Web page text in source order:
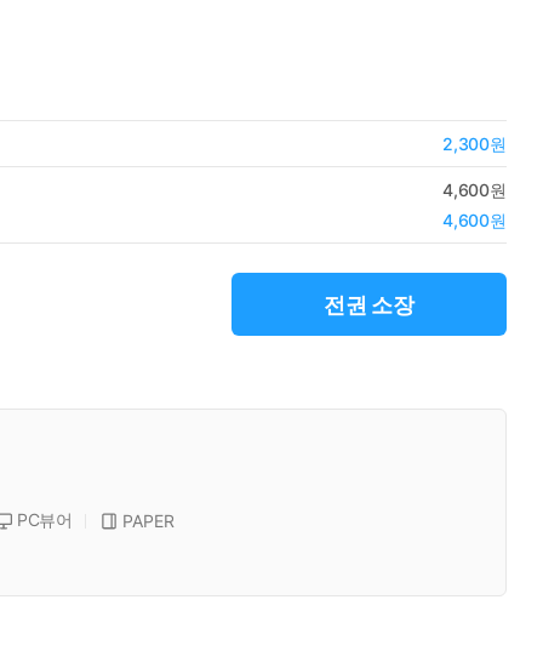
2,300원
4,600원
4,600원
전권 소장
PC뷰어 PAPER